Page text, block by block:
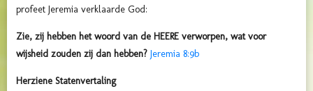
profeet Jeremia verklaarde God:
Zie, zij hebben het woord van de HEERE verworpen, wat voor
wijsheid zouden zij dan hebben? Jeremia 8:9b
Herziene Statenvertaling